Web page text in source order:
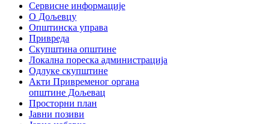
Сервисне информације
О Дољевцу
Општинска управа
Привреда
Скупштина општине
Локална пореска администрација
Одлуке скупштине
Акти Привременог органа
општине Дољевац
Просторни план
Јавни позиви